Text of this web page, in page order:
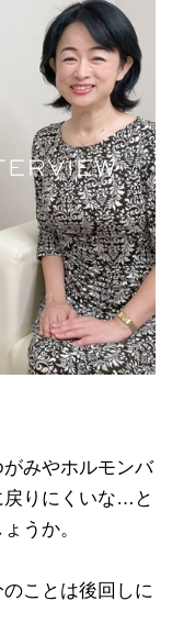
みやホルモンバ
戻りにくいな…と
うか。
ことは後回しに